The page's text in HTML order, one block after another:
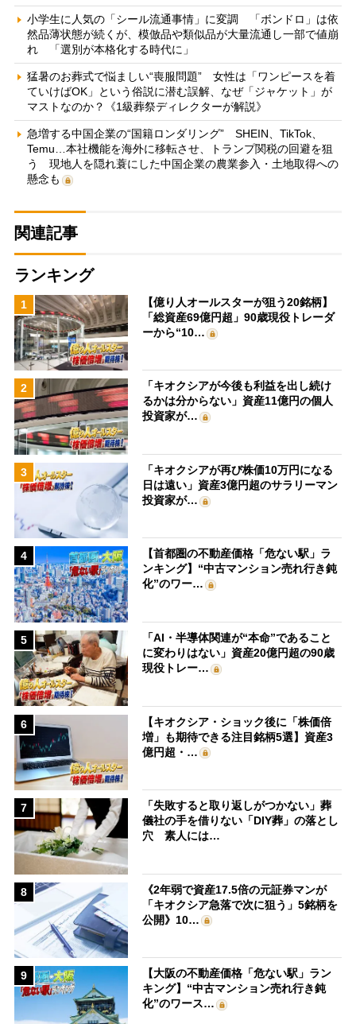
小学生に人気の「シール流通事情」に変調 「ボンドロ」は依
然品薄状態が続くが、模倣品や類似品が大量流通し一部で値崩
れ 「選別が本格化する時代に」
猛暑のお葬式で悩ましい“喪服問題” 女性は「ワンピースを着
ていけばOK」という俗説に潜む誤解、なぜ「ジャケット」が
マストなのか？《1級葬祭ディレクターが解説》
急増する中国企業の“国籍ロンダリング” SHEIN、TikTok、
Temu…本社機能を海外に移転させ、トランプ関税の回避を狙
う 現地人を隠れ蓑にした中国企業の農業参入・土地取得への
懸念も
関連記事
ランキング
1
【億り人オールスターが狙う20銘柄】
「総資産69億円超」90歳現役トレーダ
ーから“10…
2
「キオクシアが今後も利益を出し続け
るかは分からない」資産11億円の個人
投資家が…
3
「キオクシアが再び株価10万円になる
日は遠い」資産3億円超のサラリーマン
投資家が…
4
【首都圏の不動産価格「危ない駅」ラ
ンキング】“中古マンション売れ行き鈍
化”のワー…
5
「AI・半導体関連が“本命”であること
に変わりはない」資産20億円超の90歳
現役トレー…
6
【キオクシア・ショック後に「株価倍
増」も期待できる注目銘柄5選】資産3
億円超・…
7
「失敗すると取り返しがつかない」葬
儀社の手を借りない「DIY葬」の落とし
穴 素人には…
8
《2年弱で資産17.5倍の元証券マンが
「キオクシア急落で次に狙う」5銘柄を
公開》10…
9
【大阪の不動産価格「危ない駅」ラン
キング】“中古マンション売れ行き鈍
化”のワース…